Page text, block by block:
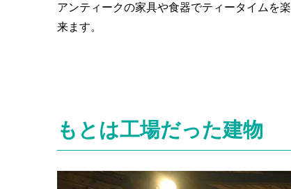
アンティークの家具や食器でティータイムを
来ます。
もとは工場だった建物